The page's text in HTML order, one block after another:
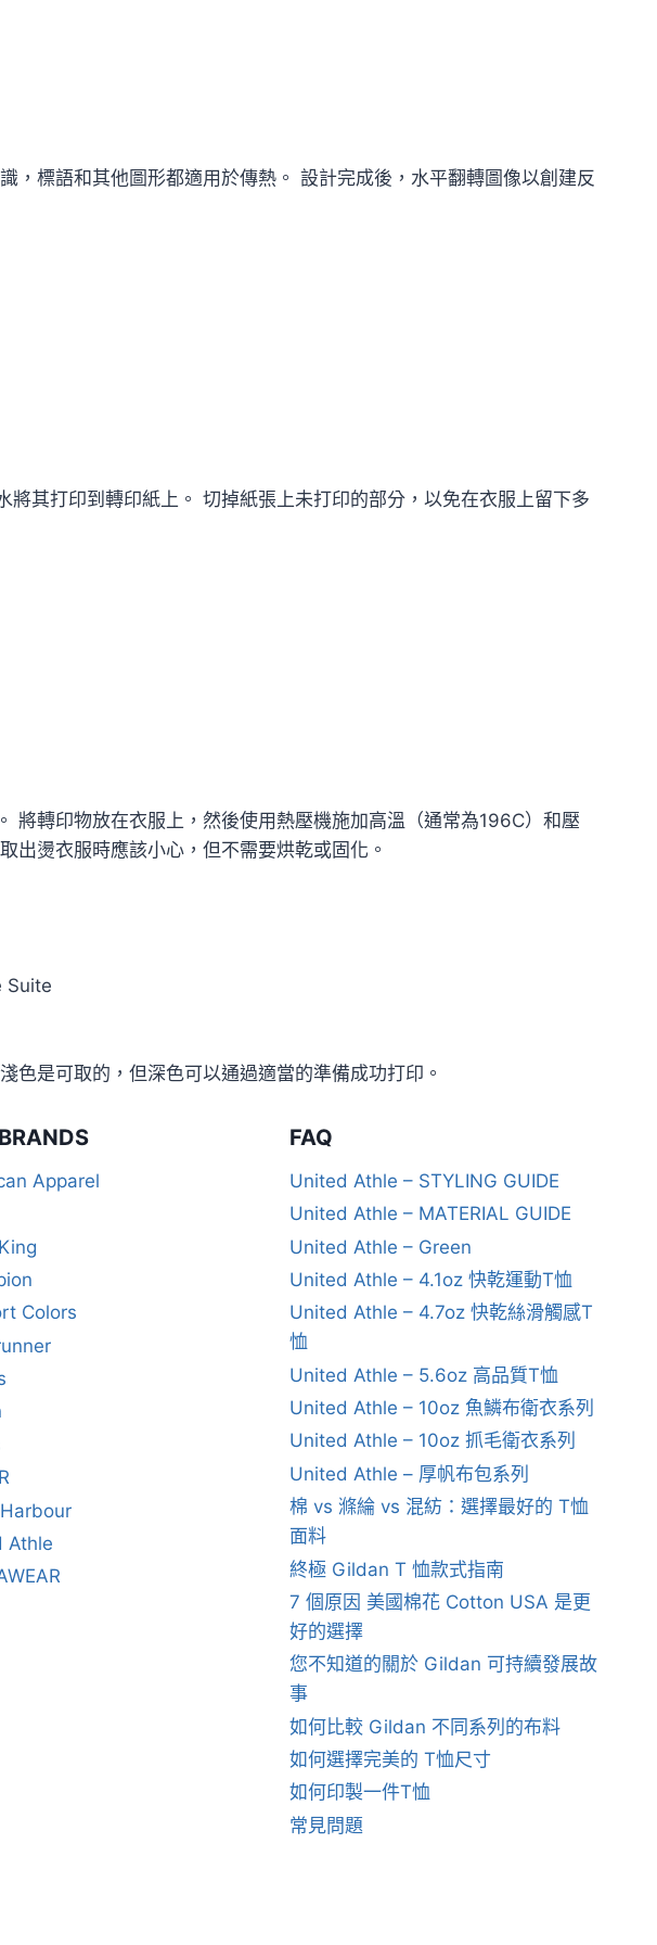
，標語和其他圖形都適用於傳熱。 設計完成後，水平翻轉圖像以創建反
其打印到轉印紙上。 切掉紙張上未打印的部分，以免在衣服上留下多
將轉印物放在衣服上，然後使用熱壓機施加高溫（通常為196C）和壓
出燙衣服時應該小心，但不需要烘乾或固化。
Suite
色是可取的，但深色可以通過適當的準備成功打印。
Apparel
Colors
Athle
FAQ
United Athle – STYLING GUIDE
United Athle – MATERIAL GUIDE
United Athle – Green
United Athle – 4.1oz 快乾運動T恤
United Athle – 4.7oz 快乾絲滑觸感T
恤
United Athle – 5.6oz 高品質T恤
United Athle – 10oz 魚鱗布衛衣系列
United Athle – 10oz 抓毛衛衣系列
United Athle – 厚帆布包系列
棉 vs 滌綸 vs 混紡：選擇最好的 T恤
面料
終極 Gildan T 恤款式指南
7 個原因 美國棉花 Cotton USA 是更
好的選擇
您不知道的關於 Gildan 可持續發展故
事
如何比較 Gildan 不同系列的布料
如何選擇完美的 T恤尺寸
如何印製一件T恤
常見問題